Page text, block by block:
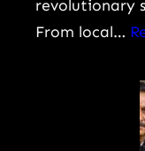
revolutionary
From local…